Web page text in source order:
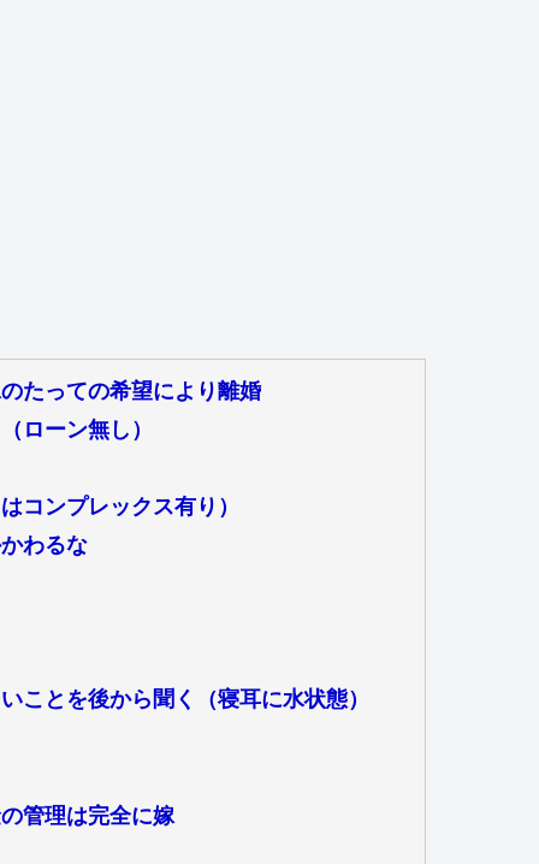
たっての希望により離婚
ローン無し）
コンプレックス有り）
わるな
ことを後から聞く（寝耳に水状態）
管理は完全に嫁